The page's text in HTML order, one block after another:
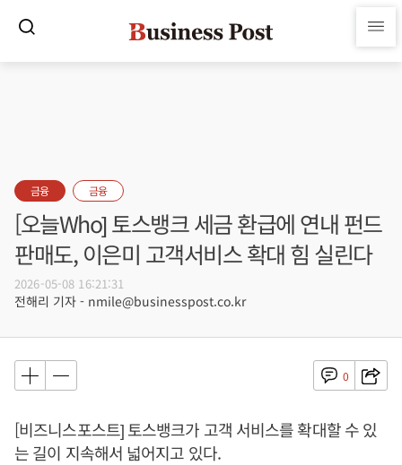
금융 금융
[오늘Who] 토스뱅크 세금 환급에 연내 펀드
판매도, 이은미 고객서비스 확대 힘 실린다
2026-05-08 16:21:31
전해리 기자 - nmile@businesspost.co.kr
0
[비즈니스포스트] 토스뱅크가 고객 서비스를 확대할 수 있
는 길이 지속해서 넓어지고 있다.